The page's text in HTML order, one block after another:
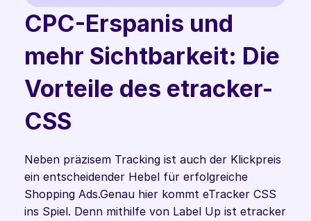
erfolgreichem digitalen
Marketing."
Olaf Brandt
CEO @ etracker
CPC-Erspanis und
mehr Sichtbarkeit: Die
Vorteile des etracker-
CSS
Neben präzisem Tracking ist auch der Klickpreis
ein entscheidender Hebel für erfolgreiche
Shopping Ads.Genau hier kommt eTracker CSS
ins Spiel. Denn mithilfe von Label Up ist etracker